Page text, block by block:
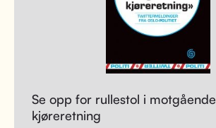
Se opp for rullestol i motgående
kjøreretning